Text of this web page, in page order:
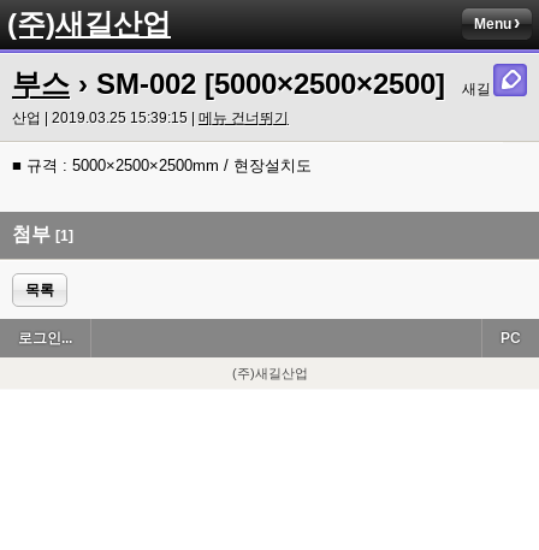
(주)새길산업 Menu
부스 › SM-002 [5000×2500×2500]
새길
산업 | 2019.03.25 15:39:15 | 메뉴 건너뛰기
■ 규격 : 5000×2500×2500mm / 현장설치도
첨부 [1]
목록
로그인... PC
(주)새길산업